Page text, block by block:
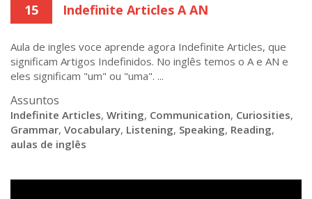
15 Indefinite Articles A AN
Aula de ingles voce aprende agora Indefinite Articles, que
significam Artigos Indefinidos. No inglês temos o A e AN e
eles significam "um" ou "uma". ...
Assuntos
Indefinite Articles, Writing, Communication, Curiosities,
Grammar, Vocabulary, Listening, Speaking, Reading,
aulas de inglês